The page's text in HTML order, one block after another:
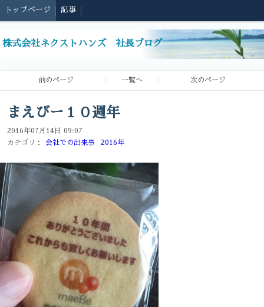
トップページ 記事
株式会社ネクストハンズ 社長ブログ
前のページ 一覧へ 次のページ
まえびー１０週年
2016年07月14日 09:07
カテゴリ：
会社での出来事 2016年